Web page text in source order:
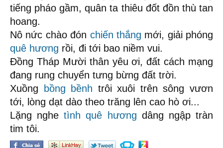
tiếng pháo gầm, quân ta thiêu đốt đồn thù tan
hoang.
Nô nức chào đón chiến thắng mới, giải phóng
quê hương rồi, đi tới bao niềm vui.
Đồng Tháp Mười thân yêu ơi, đất cách mạng
đang rung chuyển tưng bừng đất trời.
Xuồng
bồng bềnh trôi xuôi trên sông vươn
tới, lòng dạt dào theo trăng lên cao hò ơi...
Lặng nghetình quê hương dâng ngập tràn
tim tôi.